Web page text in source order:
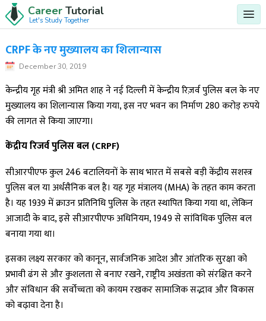
Career Tutorial
Let's Study Together
CRPF के नए मुख्यालय का शिलान्यास
December 30, 2019
केन्द्रीय गृह मंत्री श्री अमित शाह ने नई दिल्ली में केन्द्रीय रिज़र्व पुलिस बल के नए
मुख्यालय का शिलान्यास किया गया, इस नए भवन का निर्माण 280 करोड़ रुपये
की लागत से किया जाएगा।
केंद्रीय रिजर्व पुलिस बल (CRPF)
सीआरपीएफ कुल 246 बटालियनों के साथ भारत में सबसे बड़ी केंद्रीय सशस्त्र
पुलिस बल या अर्धसैनिक बल है। यह गृह मंत्रालय (MHA) के तहत काम करता
है। यह 1939 में क्राउन प्रतिनिधि पुलिस के तहत स्थापित किया गया था, लेकिन
आजादी के बाद, इसे सीआरपीएफ अधिनियम, 1949 से सांविधिक पुलिस बल
बनाया गया था।
इसका लक्ष्य सरकार को कानून, सार्वजनिक आदेश और आंतरिक सुरक्षा को
प्रभावी ढंग से और कुशलता से बनाए रखने, राष्ट्रीय अखंडता को संरक्षित करने
और संविधान की सर्वोच्चता को कायम रखकर सामाजिक सद्भाव और विकास
को बढ़ावा देना है।